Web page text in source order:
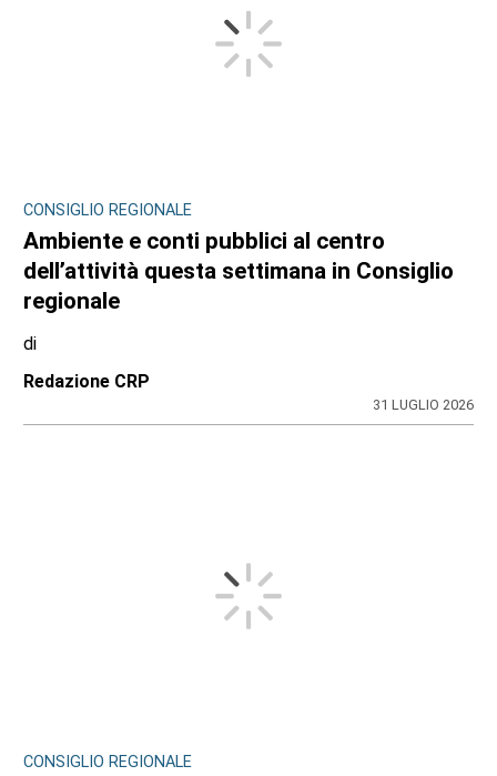
CONSIGLIO REGIONALE
Ambiente e conti pubblici al centro
dell’attività questa settimana in Consiglio
regionale
di
Redazione CRP
31 LUGLIO 2026
CONSIGLIO REGIONALE